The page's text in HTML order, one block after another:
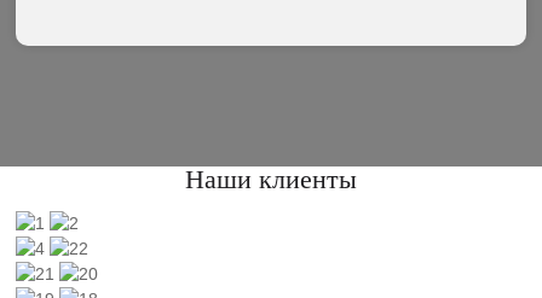
Наши клиенты